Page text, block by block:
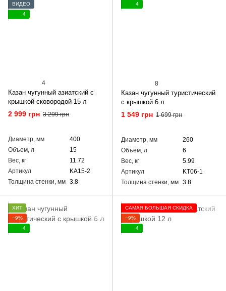
ВИДЕО
4
4
Казан чугунный азиатский с
крышкой-сковородой 15 л
2 999 грн 3 299 грн
Диаметр, мм
400
Объем, л
15
Вес, кг
11.72
Артикул
KA15-2
Толщина стенки, мм 3.8
4
8
Казан чугунный туристический
с крышкой 6 л
1 549 грн 1 699 грн
Диаметр, мм
260
Объем, л
6
Вес, кг
5.99
Артикул
KT06-1
Толщина стенки, мм 3.8
ХИТ
−9%
4
САМАЯ БОЛЬШАЯ СКИДКА
−9%
4